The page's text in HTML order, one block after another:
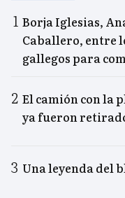
Borja Iglesias,
Caballero, entre
gallegos para
El camión con la
ya fueron
Una leyenda del